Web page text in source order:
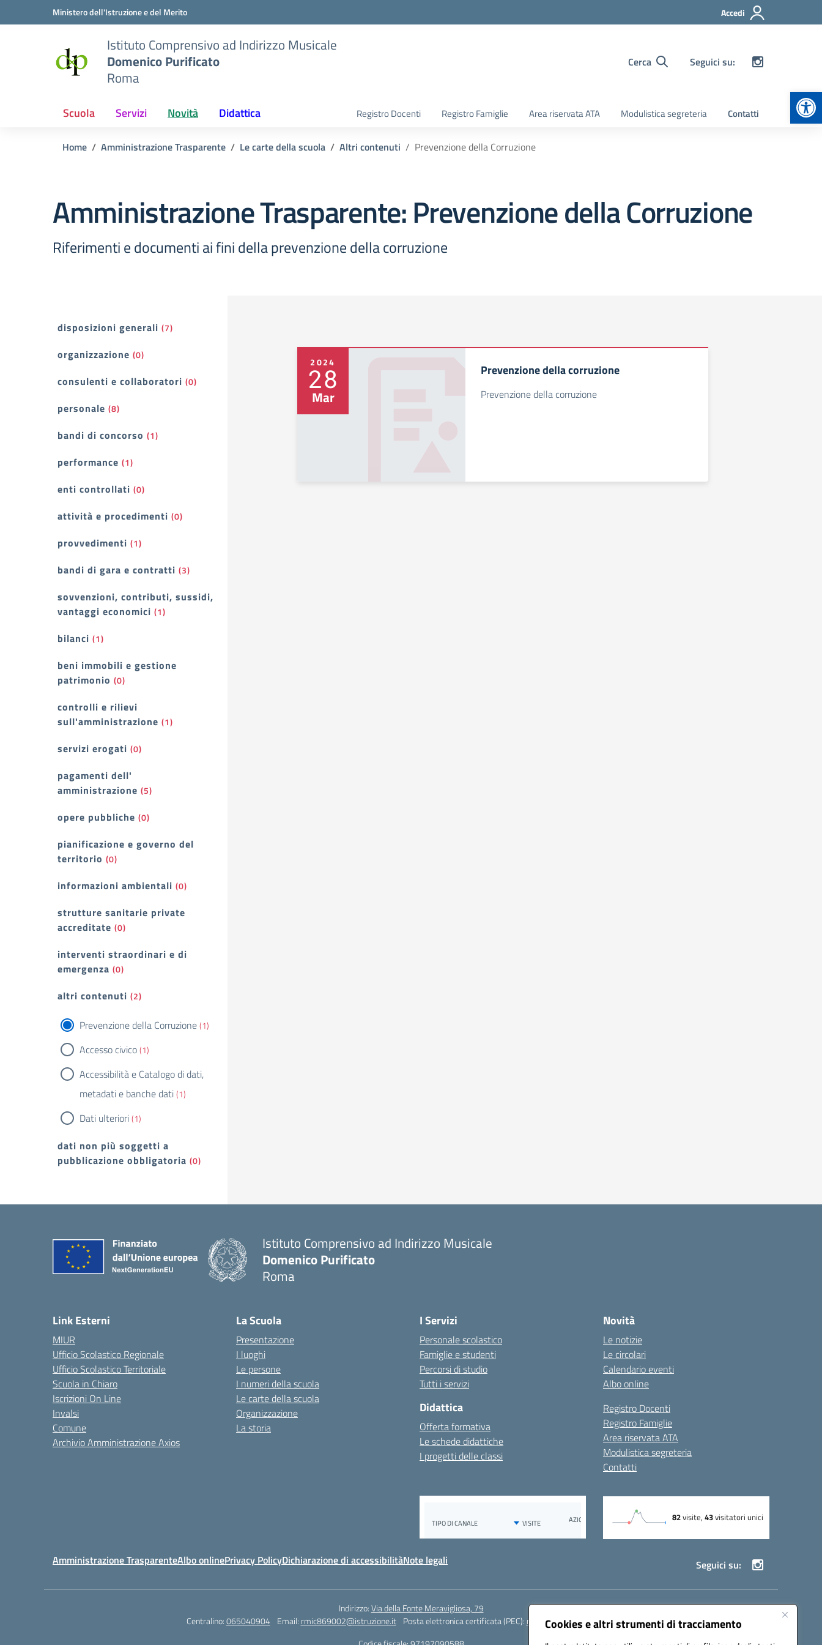
Cookies e altri strumenti di tracciamento
Vai ai contenuti
Vai al menu di navigazioneMinistero dell'Istruzione e del Merito Accedi
Istituto Comprensivo ad Indirizzo Musicale
Domenico Purificato
Roma
Cerca Seguici su:
Scuola Servizi Novità Didattica Registro Docenti Registro Famiglie Area riservata ATA Modulistica segreteria Contatti
Home Amministrazione Trasparente Le carte della scuola Altri contenuti Prevenzione della Corruzione
Amministrazione Trasparente:Prevenzione della Corruzione
Riferimenti e documenti ai fini della prevenzione della corruzione
Filtri
disposizioni generali (7)
organizzazione (0)
consulenti e collaboratori (0)
personale (8)
bandi di concorso (1)
performance (1)
enti controllati (0)
attività e procedimenti (0)
provvedimenti (1)
bandi di gara e contratti (3)
sovvenzioni, contributi, sussidi,
vantaggi economici (1)
bilanci (1)
beni immobili e gestione
patrimonio (0)
controlli e rilievi
sull'amministrazione (1)
servizi erogati (0)
pagamenti dell'
amministrazione (5)
opere pubbliche (0)
pianificazione e governo del
territorio (0)
informazioni ambientali (0)
strutture sanitarie private
accreditate (0)
interventi straordinari e di
emergenza (0)
altri contenuti (2)
Prevenzione della Corruzione(1)
Accesso civico(1)
Accessibilità e Catalogo di dati,
metadati e banche dati(1)
Dati ulteriori(1)
dati non più soggetti a
pubblicazione obbligatoria (0)
2024
28
Mar
Prevenzione della corruzione
Prevenzione della corruzione
Istituto Comprensivo ad Indirizzo Musicale
Domenico Purificato
Roma
Link Esterni
MIUR
Ufficio Scolastico Regionale
Ufficio Scolastico Territoriale
Scuola in Chiaro
Iscrizioni On Line
Invalsi
Comune
Archivio Amministrazione Axios
La Scuola
Presentazione
I luoghi
Le persone
I numeri della scuola
Le carte della scuola
Organizzazione
La storia
I Servizi
Personale scolastico
Famiglie e studenti
Percorsi di studio
Tutti i servizi
Didattica
Offerta formativa
Le schede didattiche
I progetti delle classi
Novità
Le notizie
Le circolari
Calendario eventi
Albo online
Registro Docenti
Registro Famiglie
Area riservata ATA
Modulistica segreteria
Contatti
Amministrazione TrasparenteAlbo onlinePrivacy PolicyDichiarazione di accessibilitàNote legali Seguici su:
Indirizzo:Via della Fonte Meravigliosa, 79
Centralino:065040904 Email: rmic869002@istruzione.it Posta elettronica certificata (PEC): rmic869002@pec.istruzione.it